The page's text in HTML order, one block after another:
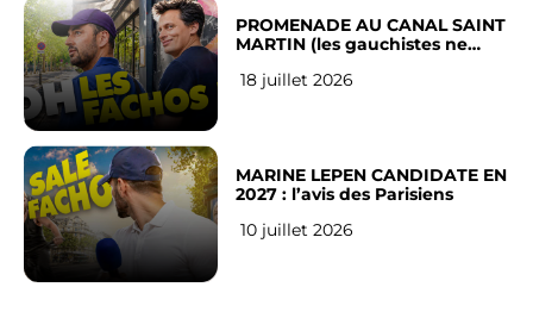
PROMENADE AU CANAL SAINT
MARTIN (les gauchistes ne
18 juillet 2026
MARINE LEPEN CANDIDATE EN
2027 : l’avis des Parisiens
10 juillet 2026